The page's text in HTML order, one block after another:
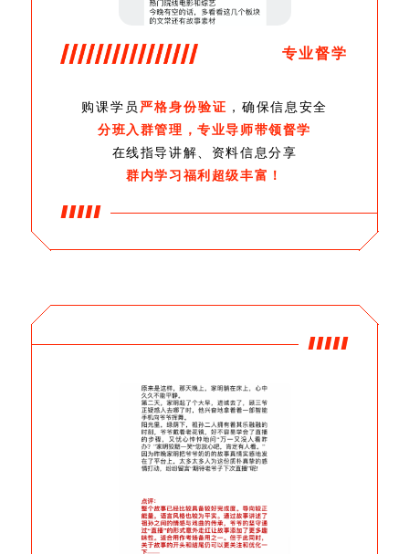
专业督学
购课学员 严格身份验证 ，确保信息安全
分班入群管理，专业导师带领督学
在线指导讲解、资料信息分享
群内学习福利超级丰富！